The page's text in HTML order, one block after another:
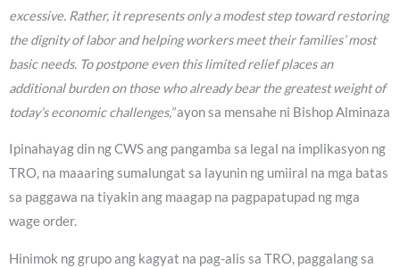
excessive. Rather, it represents only a modest step toward restoring
the dignity of labor and helping workers meet their families’ most
basic needs. To postpone even this limited relief places an
additional burden on those who already bear the greatest weight of
today’s economic challenges,”ayon sa mensahe ni Bishop Alminaza
Ipinahayag din ng CWS ang pangamba sa legal na implikasyon ng
TRO, na maaaring sumalungat sa layunin ng umiiral na mga batas
sa paggawa na tiyakin ang maagap na pagpapatupad ng mga
wage order.
Hinimok ng grupo ang kagyat na pag-alis sa TRO, paggalang sa